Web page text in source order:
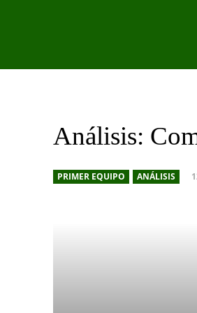
Análisis:
PRIMER EQUIPO ANÁLISIS